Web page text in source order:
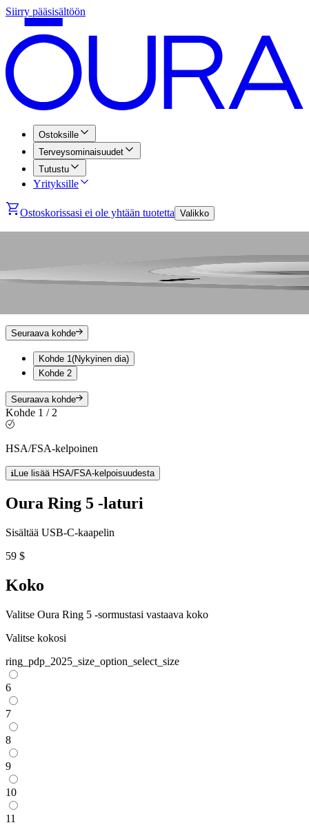
Siirry pääsisältöön
Ostoksille
Terveysominaisuudet
Tutustu
Yrityksille
Ostoskorissasi ei ole yhtään tuotetta Valikko
Seuraava kohde
Kohde 1(Nykyinen dia)
Kohde 2
Seuraava kohde
Kohde 1 / 2
HSA/FSA-kelpoinen
Lue lisää HSA/FSA-kelpoisuudesta
Oura Ring 5 -laturi
Sisältää USB-C-kaapelin
59 $
Koko
Valitse Oura Ring 5 -sormustasi vastaava koko
Valitse kokosi
ring_pdp_2025_size_option_select_size
6
7
8
9
10
11